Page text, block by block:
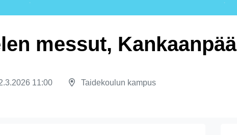
messut, Kankaanpää
11:00 Taidekoulun kampus